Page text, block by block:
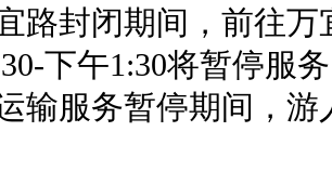
路封闭期间，前往
下午1:30将暂停服
输服务暂停期间，